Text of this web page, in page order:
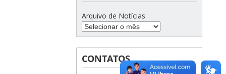
Arquivo de Notícias
CONTATOS